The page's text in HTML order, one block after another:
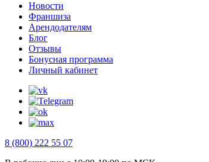
Новости
Франшиза
Арендодателям
Блог
Отзывы
Бонусная программа
Личный кабинет
8 (800) 222 55 07